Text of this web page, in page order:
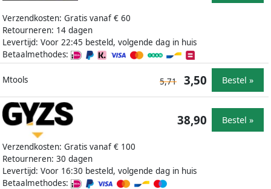
Verzendkosten: Gratis vanaf € 60
Retourneren: 14 dagen
Levertijd: Voor 22:45 besteld, volgende dag in huis
Betaalmethodes:
Mtools 5,71 3,50 Bestel »
Verzendkosten: Gratis vanaf € 100
Retourneren: 30 dagen
Levertijd: Voor 16:30 besteld, volgende dag in huis
Betaalmethodes:
38,90 Bestel »